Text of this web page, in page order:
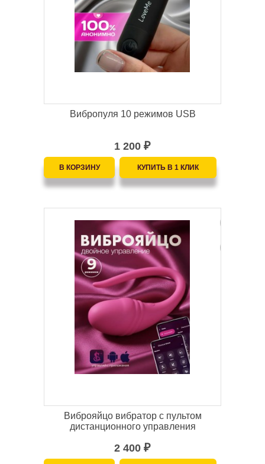
Вибропуля 10 режимов USB
1 200 ₽
Виброяйцо вибратор с пультом
дистанционного управления
2 400 ₽